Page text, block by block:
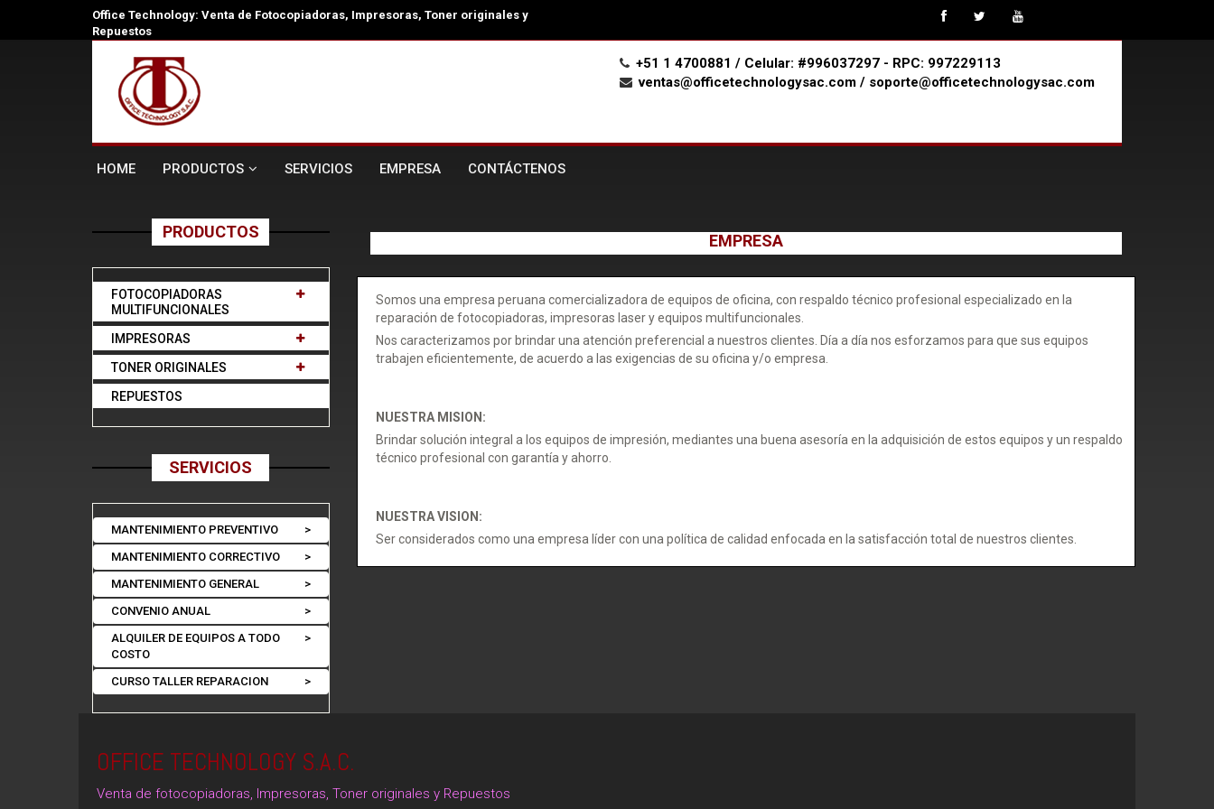
Office Technology: Venta de Fotocopiadoras, Impresoras, Toner originales y
Repuestos
+51 1 4700881 / Celular: #996037297 - RPC: 997229113
ventas@officetechnologysac.com / soporte@officetechnologysac.com
HOME PRODUCTOS SERVICIOS EMPRESA CONTÁCTENOS
PRODUCTOS
FOTOCOPIADORAS
MULTIFUNCIONALES
IMPRESORAS
TONER ORIGINALES
REPUESTOS
SERVICIOS
>
MANTENIMIENTO PREVENTIVO
>
MANTENIMIENTO CORRECTIVO
>
MANTENIMIENTO GENERAL
>
CONVENIO ANUAL
>
ALQUILER DE EQUIPOS A TODO
COSTO
>
CURSO TALLER REPARACION
EMPRESA
Somos una empresa peruana comercializadora de equipos de oficina, con respaldo técnico profesional especializado en la
reparación de fotocopiadoras, impresoras laser y equipos multifuncionales.
Nos caracterizamos por brindar una atención preferencial a nuestros clientes. Día a día nos esforzamos para que sus equipos
trabajen eficientemente, de acuerdo a las exigencias de su oficina y/o empresa.
NUESTRA MISION:
Brindar solución integral a los equipos de impresión, mediantes una buena asesoría en la adquisición de estos equipos y un respaldo
técnico profesional con garantía y ahorro.
NUESTRA VISION:
Ser considerados como una empresa líder con una política de calidad enfocada en la satisfacción total de nuestros clientes.
OFFICE TECHNOLOGY S.A.C.
Venta de fotocopiadoras, Impresoras, Toner originales y Repuestos